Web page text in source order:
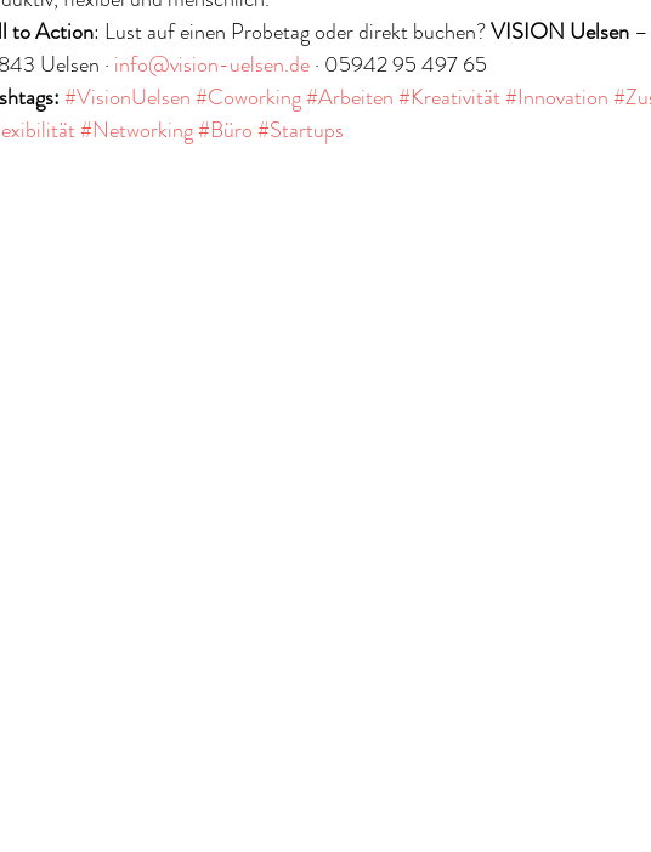
to Action: Lust auf einen Probetag oder direkt buchen? VISION Uelsen
Uelsen · info@vision-uelsen.de · 05942 95 497 65
#VisionUelsen #Coworking#Arbeiten #Kreativität#Innovation
#Networking#Büro #Startups